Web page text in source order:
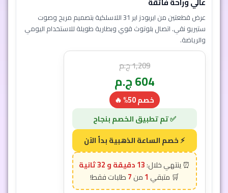
عرض قطعتين من ايربودز اير 31 اللاسلكية بتصميم مريح وصوت
ستيريو نقي. اتصال بلوتوث قوي وبطارية طويلة للاستخدام اليومي
والرياضة.
1,209ج.م
604ج.م
خصم 50% 🔥
13 دقيقة و 29 ثانية
1
7